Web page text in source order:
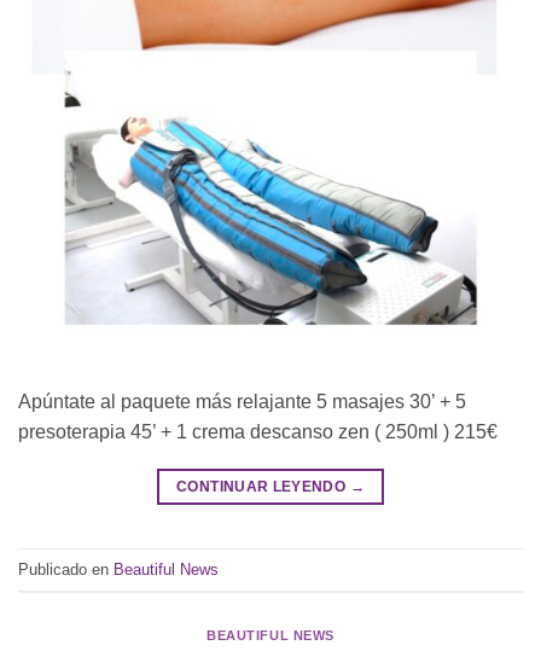
Apúntate al paquete más relajante 5 masajes 30’ + 5
presoterapia 45’ + 1 crema descanso zen ( 250ml ) 215€
CONTINUAR LEYENDO →
Publicado en Beautiful News
BEAUTIFUL NEWS